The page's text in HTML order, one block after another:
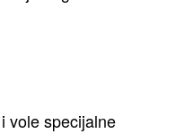
vole specijalne